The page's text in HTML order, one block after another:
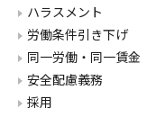
ハラスメント
労働条件引き下げ
同一労働・同一賃金
安全配慮義務
採用